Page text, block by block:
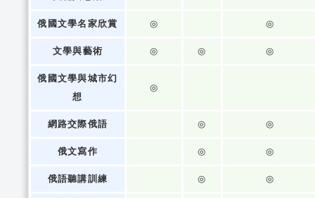
俄國文學名家欣賞 ◎ ◎
文學與藝術 ◎ ◎ ◎
俄國文學與城市幻
想
◎
網路交際俄語 ◎ ◎
俄文寫作 ◎ ◎
俄語聽講訓練 ◎ ◎